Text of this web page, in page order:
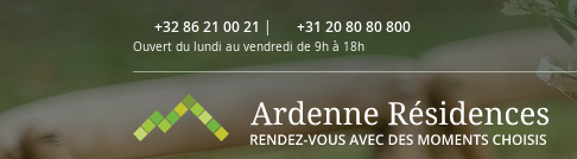
+32 86 21 00 21 | +31 20 80 80 800
Ouvert du lundi au vendredi de 9h à 18h